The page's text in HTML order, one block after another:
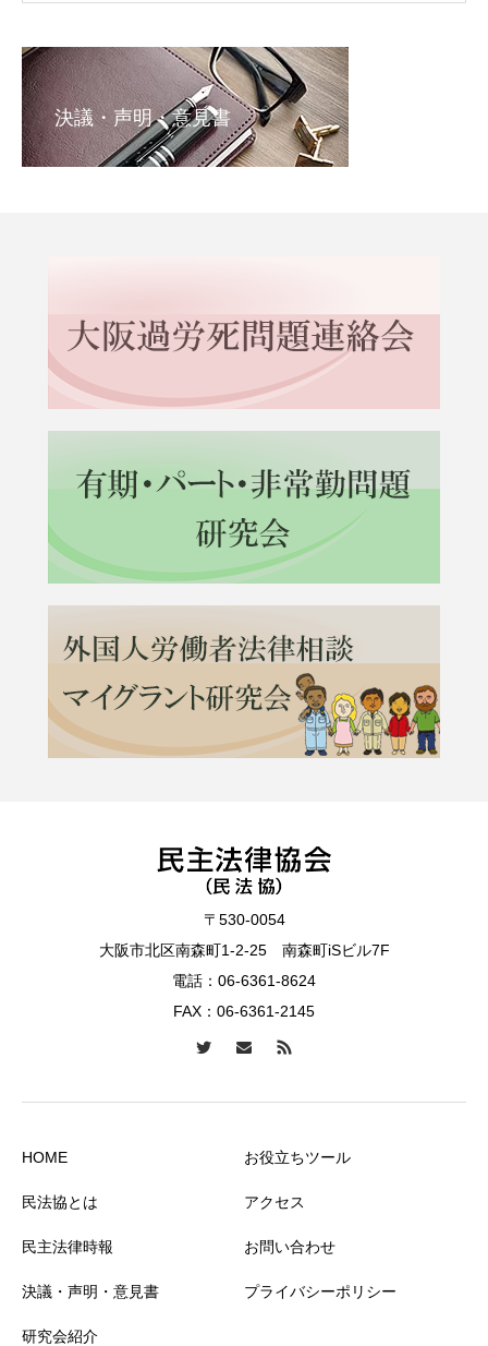
決議・声明・意見書
〒530-0054
大阪市北区南森町1-2-25 南森町iSビル7F
電話： 06-6361-8624
FAX：06-6361-2145
HOME
民法協とは
民主法律時報
決議・声明・意見書
研究会紹介
お役立ちツール
アクセス
お問い合わせ
プライバシーポリシー